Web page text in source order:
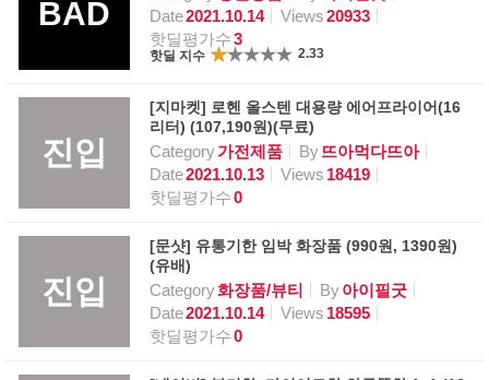
BAD
Date2021.10.14 Views20933
핫딜평가수3
핫딜 지수 2.33
진입
[지마켓] 로헨 올스텐 대용량 에어프라이어(16
리터) (107,190원)(무료)
Category가전제품 By뜨아먹다뜨아
Date2021.10.13 Views 18419
핫딜평가수0
진입
[문샷] 유통기한 임박 화장품 (990원, 1390원)
(유배)
Category화장품/뷰티 By아이필굿
Date2021.10.14 Views 18595
핫딜평가수0